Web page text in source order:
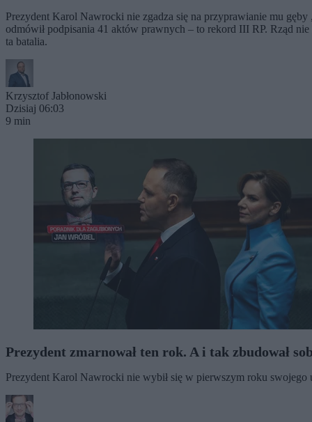
Prezydent Karol Nawrocki nie zgadza się na przyprawianie mu
odmówił podpisania 41 aktów prawnych – to rekord III RP. Rząd
ta batalia.
Krzysztof Jabłonowski
Dzisiaj 06:03
9 min
Prezydent zmarnował ten rok. A i tak zbudował
Prezydent Karol Nawrocki nie wybił się w pierwszym roku